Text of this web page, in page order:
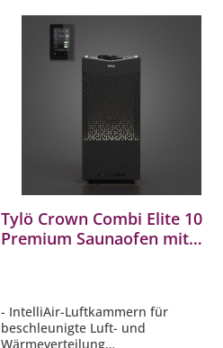
Tylö Crown Combi Elite 10
Premium Saunaofen mit
- IntelliAir-Luftkammern für
beschleunigte Luft- und
Wärmeverteilung